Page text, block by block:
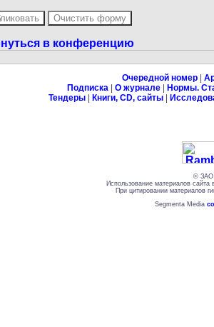
в конференцию
Очередной номер
Подписка| О журнале|
Нормы.
Тендеры
Книги, CD, сайты
© ЗАО
Использование материалов
При цитировании материалов
Segmenta Media